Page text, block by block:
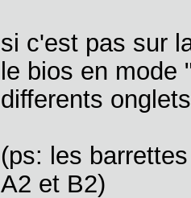
si c'est pas sur
le bios en
differents onglets
(ps: les
A2 et B2)